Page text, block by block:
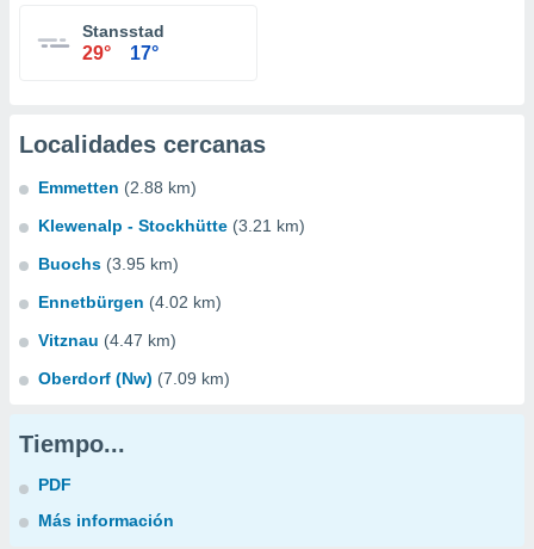
Stansstad
29° 17°
Localidades cercanas
Emmetten (2.88 km)
Klewenalp - Stockhütte (3.21 km)
Buochs (3.95 km)
Ennetbürgen (4.02 km)
Vitznau (4.47 km)
Oberdorf (Nw) (7.09 km)
Tiempo...
PDF
Más información